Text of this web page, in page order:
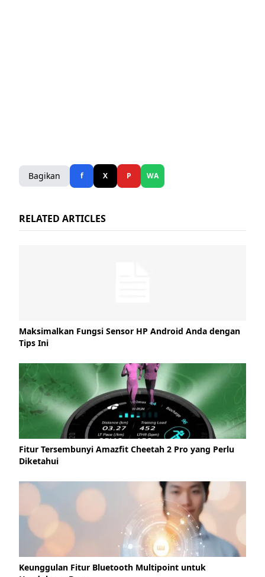
Bagikan f X P WA
RELATED ARTICLES
Maksimalkan Fungsi Sensor HP Android Anda dengan
Tips Ini
Fitur Tersembunyi Amazfit Cheetah 2 Pro yang Perlu
Diketahui
Keunggulan Fitur Bluetooth Multipoint untuk